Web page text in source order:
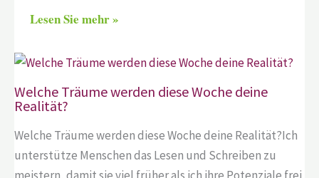
Lesen Sie mehr »
Welche Träume werden diese Woche deine
Realität?
Welche Träume werden diese Woche deine Realität?Ich
unterstütze Menschen das Lesen und Schreiben zu